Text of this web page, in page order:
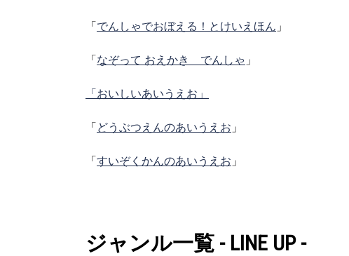
「でんしゃでおぼえる！とけいえほん 」
「なぞって おえかき でんしゃ 」
「おいしいあいうえお」
「どうぶつえんのあいうえお 」
「すいぞくかんのあいうえお 」
ジャンル一覧 - LINE UP -